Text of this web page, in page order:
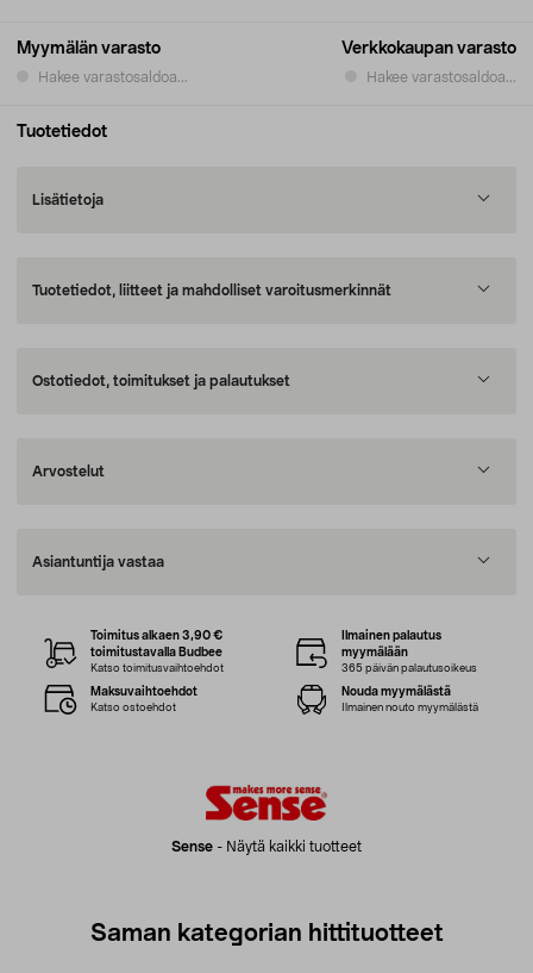
Myymälän varasto
Hakee varastosaldoa...
Verkkokaupan varasto
Hakee varastosaldoa...
Tuotetiedot
Lisätietoja
Tuotetiedot, liitteet ja mahdolliset varoitusmerkinnät
Ostotiedot, toimitukset ja palautukset
Arvostelut
Asiantuntija vastaa
Sense - Näytä kaikki tuotteet
Toimitus alkaen 3,90 €
toimitustavalla Budbee
Katso toimitusvaihtoehdot
Ilmainen palautus
myymälään
365 päivän palautusoikeus
Maksuvaihtoehdot
Katso ostoehdot
Nouda myymälästä
Ilmainen nouto myymälästä
Saman kategorian hittituotteet